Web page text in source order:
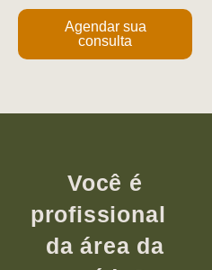
Agendar sua
consulta
Você é
profissional
da área da